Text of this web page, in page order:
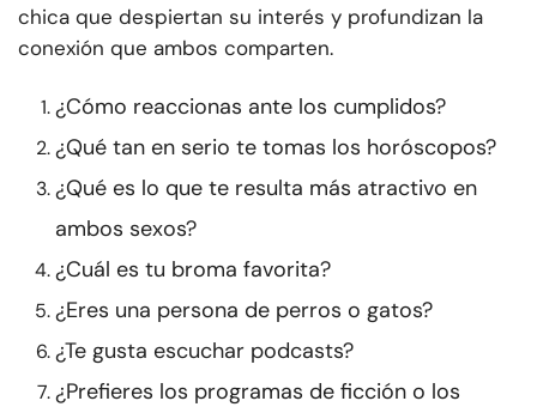
chica que despiertan su interés y profundizan la
conexión que ambos comparten.
¿Cómo reaccionas ante los cumplidos?
¿Qué tan en serio te tomas los horóscopos?
¿Qué es lo que te resulta más atractivo en
ambos sexos?
¿Cuál es tu broma favorita?
¿Eres una persona de perros o gatos?
¿Te gusta escuchar podcasts?
¿Prefieres los programas de ficción o los